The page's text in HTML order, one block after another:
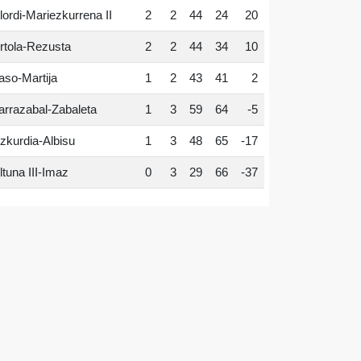
Mariezkurrena II 2 2 44 24 20
Rezusta 2 2 44 34 10
Martija 1 2 43 41 2
Zabaleta 1 3 59 64 -5
Albisu 1 3 48 65 -17
III-Imaz 0 3 29 66 -37